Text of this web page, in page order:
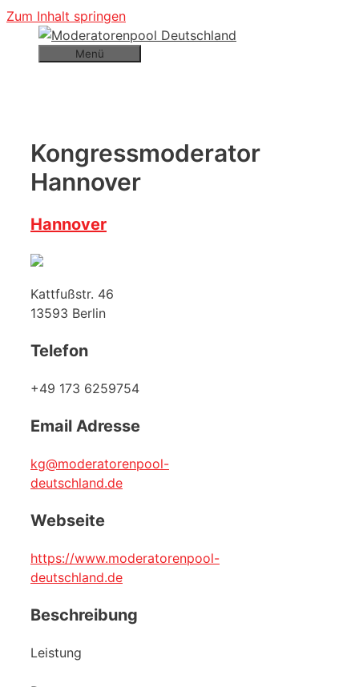
Zum Inhalt springen
Menü
Kongressmoderator
Hannover
Hannover
Kattfußstr. 46
13593 Berlin
Telefon
+49 173 6259754
Email Adresse
kg@moderatorenpool-
deutschland.de
Webseite
https://www.moderatorenpool-
deutschland.de
Beschreibung
Leistung